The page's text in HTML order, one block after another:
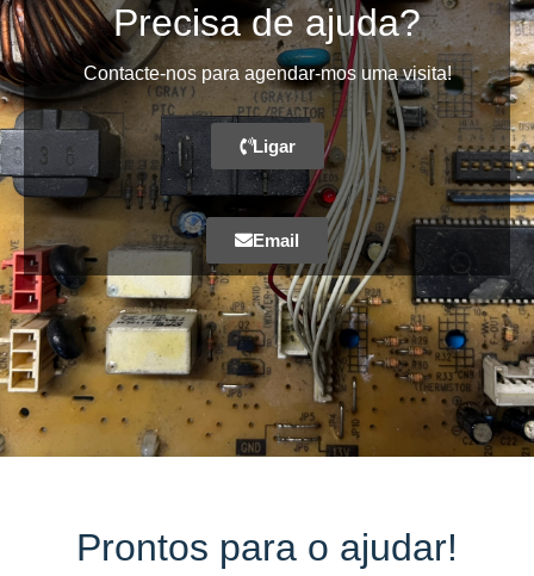
Precisa de ajuda?
Contacte-nos para agendar-mos uma visita!
Ligar
Email
Prontos para o ajudar!